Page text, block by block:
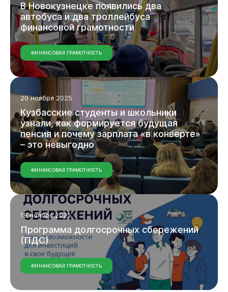
ВНовокузнецкепоявилисьдва
автобусаидватроллейбуса
финансовойграмотности
ФИНАНСОВАЯ ГРАМОТНОСТЬ
20 ноября 2025
Кузбасскиестуденты и школьники
узнали,какформируетсябудущая
пенсия ипочемузарплата«вконверте»
– этоневыгодно
ФИНАНСОВАЯ ГРАМОТНОСТЬ
18 ноября 2025
Программа долгосрочных сбережений
(ПДС)
ФИНАНСОВАЯ ГРАМОТНОСТЬ